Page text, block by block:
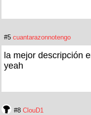
#5 cuantarazonnotengo
la mejor descripción
yeah
#8 ClouD1